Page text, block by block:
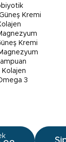
Kremi
Kremi
Kolajen
3